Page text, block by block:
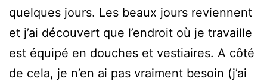
quelques jours. Les beaux jours reviennent
et j’ai découvert que l’endroit où je travaille
est équipé en douches et vestiaires. A côté
de cela, je n’en ai pas vraiment besoin (j’ai